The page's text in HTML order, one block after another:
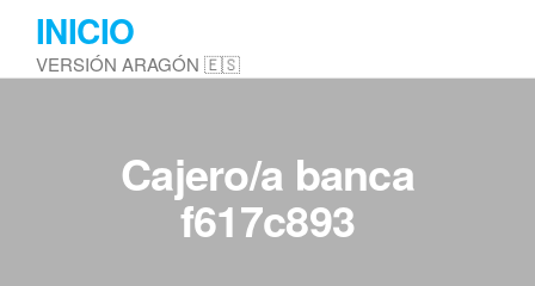
Saltar
contenido
INICIO
VERSIÓN ARAGÓN 🇪🇸
Cajero/a banca
f617c893